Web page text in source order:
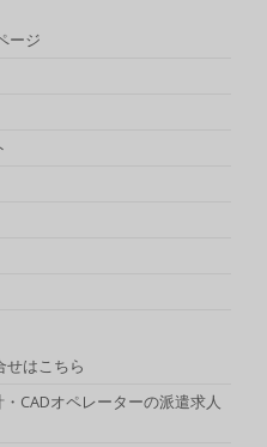
ージ
せはこちら
CADオペレーターの派遣求人